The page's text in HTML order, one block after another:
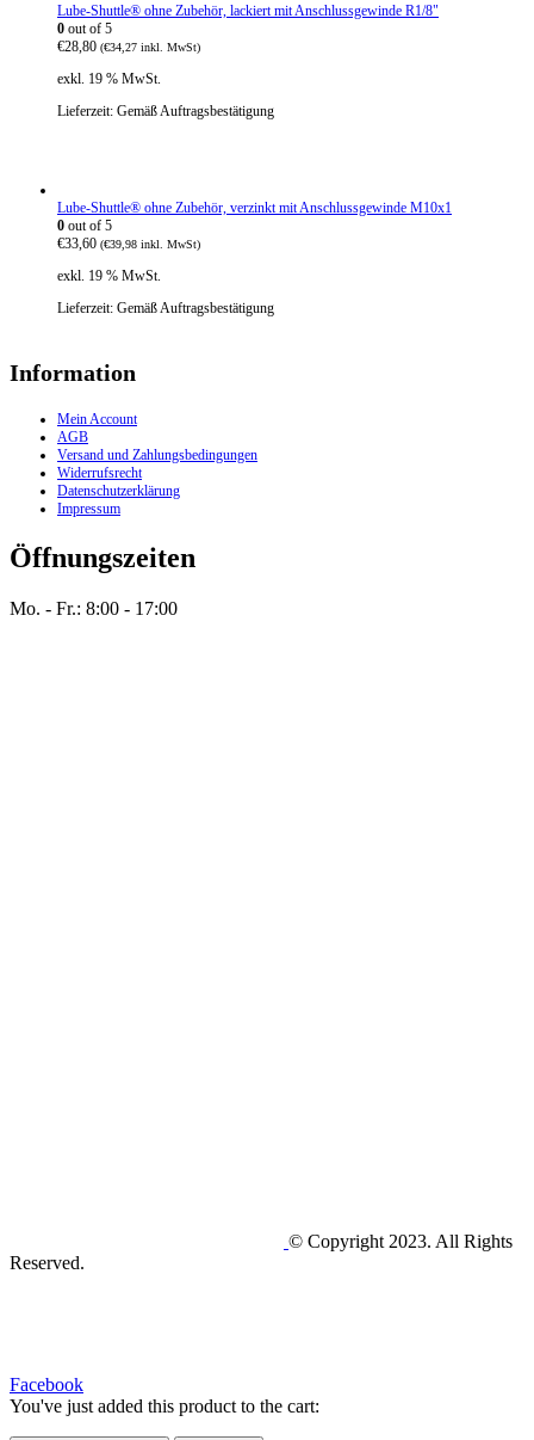
Lube-Shuttle® ohne Zubehör, lackiert mit Anschlussgewinde R1/8"
0 out of 5
€28,80 (€34,27 inkl. MwSt)
exkl. 19 % MwSt.
Lieferzeit: Gemäß Auftragsbestätigung
Lube-Shuttle® ohne Zubehör, verzinkt mit Anschlussgewinde M10x1
0 out of 5
€33,60 (€39,98 inkl. MwSt)
exkl. 19 % MwSt.
Lieferzeit: Gemäß Auftragsbestätigung
Information
Mein Account
AGB
Versand und Zahlungsbedingungen
Widerrufsrecht
Datenschutzerklärung
Impressum
Öffnungszeiten
Mo. - Fr.: 8:00 - 17:00
© Copyright 2023. All Rights
Reserved.
Facebook
You've just added this product to the cart: